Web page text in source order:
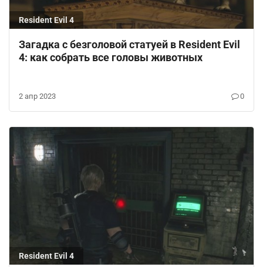
Resident Evil 4
Загадка с безголовой статуей в Resident Evil
4: как собрать все головы животных
2 апр 2023 0
Resident Evil 4